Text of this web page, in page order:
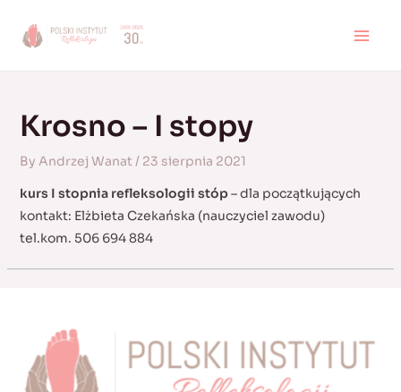
Krosno – I stopy
By Andrzej Wanat/ 23 sierpnia 2021
kurs I stopnia refleksologii stóp– dla początkujących
kontakt: Elżbieta Czekańska (nauczyciel zawodu)
tel.kom. 506 694 884